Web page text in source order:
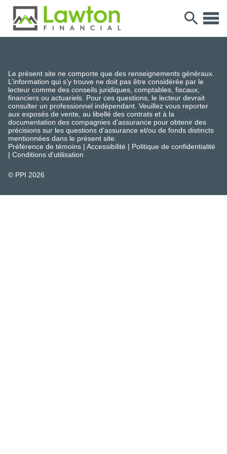
Le présent site ne comporte que des renseignements généraux.
L’information qui s’y trouve ne doit pas être considérée par le
lecteur comme des conseils juridiques, comptables, fiscaux,
financiers ou actuariels. Pour ces questions, le lecteur devrait
consulter un professionnel indépendant. Veuillez vous reporter
aux exposés de vente, au libellé des contrats et à la
documentation des compagnies d’assurance pour obtenir des
précisions sur les questions d’assurance et/ou de fonds distincts
mentionnées dans le présent site.
Préférence de témoins | Accessibilité | Politique de confidentialité
| Conditions d'utilisation
© PPI 2026